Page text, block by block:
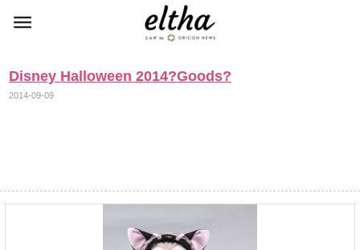
Disney Halloween 2014?Goods?
2014-09-09